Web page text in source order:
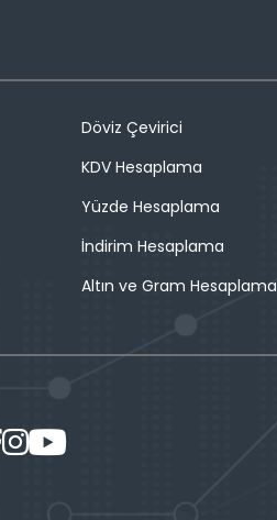
Döviz Çevirici
KDV Hesaplama
Yüzde Hesaplama
İndirim Hesaplama
Altın ve Gram Hesaplama